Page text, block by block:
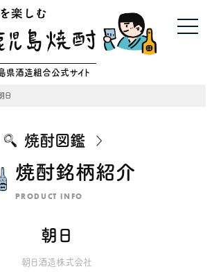
県酒造組合公式サイト
日
焼酎図鑑
焼酎銘柄紹介
PRODUCT INFO
朝日
朝日酒造株式会社